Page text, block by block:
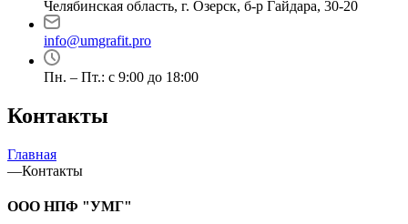
Челябинская область, г. Озерск, б-р Гайдара, 30-20
info@umgrafit.pro
Пн. – Пт.: с 9:00 до 18:00
Контакты
Главная
—Контакты
ООО НПФ "УМГ"